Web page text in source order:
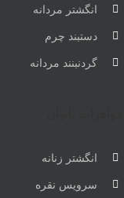
انگشتر مردانه
دستبند چرم
گردنبنند مردانه
انگشتر زنانه
سرویس نقره